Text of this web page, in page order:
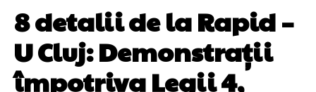
8 detalii de la Rapid –
U Cluj: Demonstrații
împotriva Legii 4,